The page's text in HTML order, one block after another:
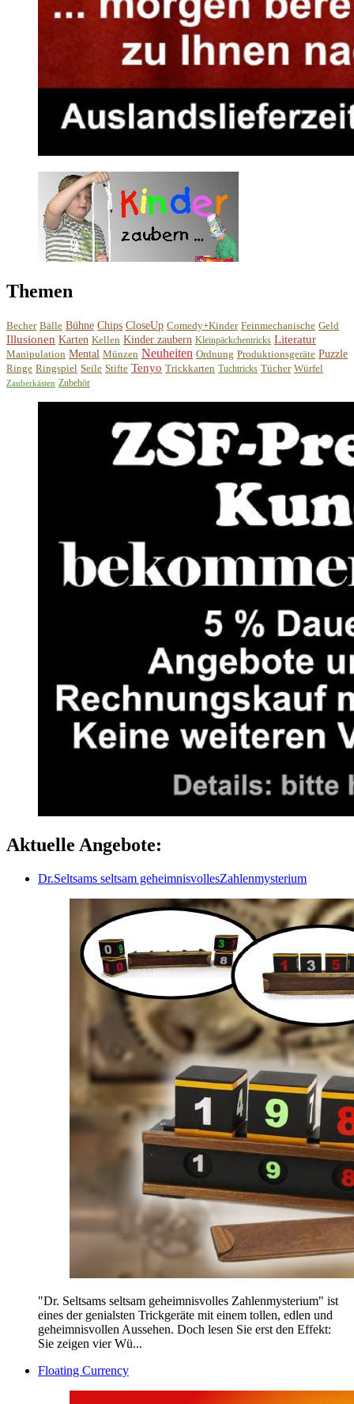
Themen
Becher Bälle Bühne Chips CloseUp Comedy+Kinder Feinmechanische Geld
Illusionen Karten Kellen Kinder zaubern Kleinpäckchentricks Literatur
Manipulation Mental Münzen Neuheiten Ordnung Produktionsgeräte Puzzle
Ringe Ringspiel Seile Stifte Tenyo Trickkarten Tuchtricks Tücher Würfel
Zauberkästen Zubehör
Aktuelle Angebote:
Dr.Seltsams seltsam geheimnisvollesZahlenmysterium
"Dr. Seltsams seltsam geheimnisvolles Zahlenmysterium" ist
eines der genialsten Trickgeräte mit einem tollen, edlen und
geheimnisvollen Aussehen. Doch lesen Sie erst den Effekt:
Sie zeigen vier Wü...
Floating Currency